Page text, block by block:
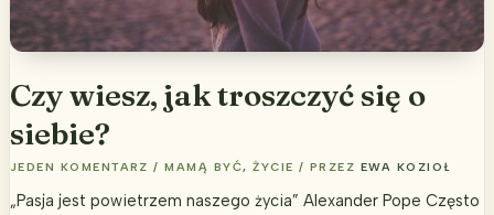
Czy wiesz, jak troszczyć się o
siebie?
JEDEN KOMENTARZ /MAMĄ BYĆ,ŻYCIE / PRZEZ EWA KOZIOŁ
„Pasja jest powietrzem naszego życia” Alexander Pope Często